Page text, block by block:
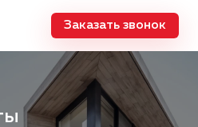
Заказать звонок